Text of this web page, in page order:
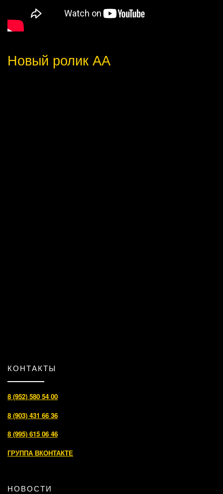
Новый ролик АА
КОНТАКТЫ
8 (952) 580 54 00
8 (903) 431 66 36
8 (995) 615 06 46
ГРУППА ВКОНТАКТЕ
НОВОСТИ